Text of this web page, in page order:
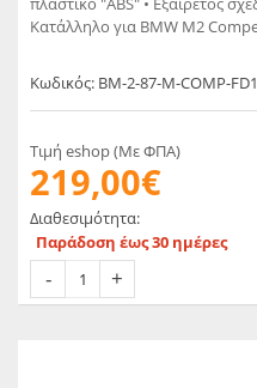
Κατάλληλο για BMW M2
Κωδικός: BM-2-87-M-COMP-
Τιμή eshop (Με ΦΠΑ)
219,00€
Διαθεσιμότητα:
Παράδοση έως 30 ημέρες